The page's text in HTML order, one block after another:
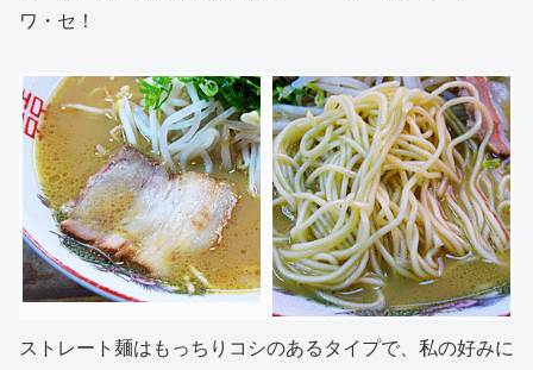
ワ・セ！
ストレート麺はもっちりコシのあるタイプで、私の好みに